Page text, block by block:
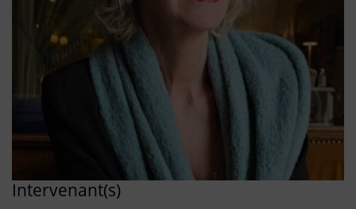
Intervenant(s)